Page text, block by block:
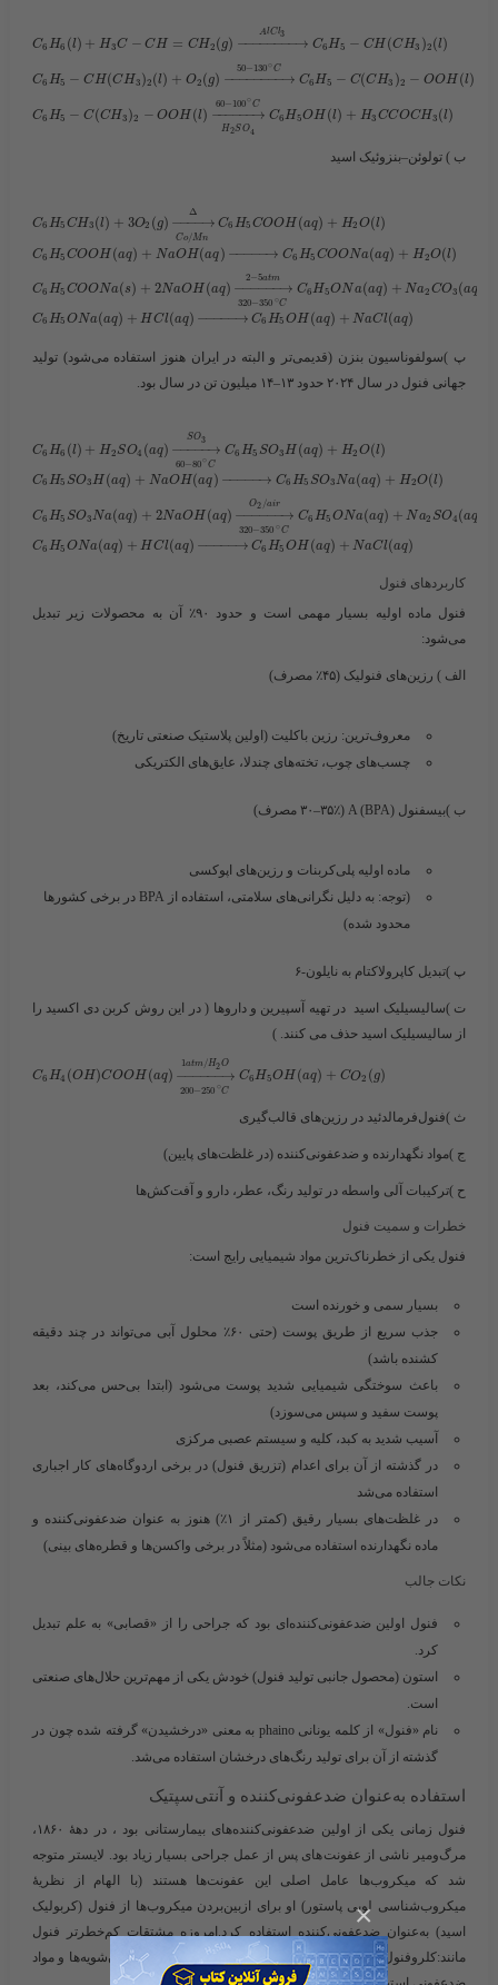
×
C6 H6 (l) + H3C − CH = CH2 (g) − →
−−−−−−−
AlC l3
C6H5 − CH (CH3 )2 (l)
C6 H5 − CH(CH3 )2 (l) + O2 (g) − →
−−−−−−−
50− 130∘C
C6H5 − C(CH3 )2 − OOH (l)
C6 H5 − C(CH3 )2 − OOH (l) − →
−−−−−
H2S O4
60− 100∘C
C6H5OH (l) + H3 CCOCH3 (l)
ب ) تولوئن–بنزوئیک اسید
C6 H5 CH3 (l) + 3O2 (g) − →
−−−
Co/Mn
Δ
C6 H5 COOH (aq) + H2 O(l)
C6 H5 COOH (aq) + NaOH(aq) − →
−−−− C6 H5 COONa(aq) + H2O(l)
C6 H5 COONa(s) + 2NaOH (aq) − →
−−−−−
320−350 ∘C
2−5atm
C6H5ONa(aq) + Na2 CO3 (aq
C6 H5 ONa(aq) + HCl(aq) − →
−−−− C6 H5 OH (aq) + NaCl(aq)
پ )سولفوناسیون بنزن (قدیمی‌تر و البته در ایران هنوز استفاده می‌شود) تولید
جهانی فنول در سال ۲۰۲۴ حدود ۱۳–۱۴ میلیون تن در سال بود.
C6 H6 (l) + H2 SO4 (aq) − →
−−−−
60−80∘C
SO3
C6 H5 SO3H (aq) + H2 O(l)
C6 H5 SO3H (aq) + NaOH(aq) − →
−−−− C6 H5 SO3Na(aq) + H2O(l)
C6 H5 SO3Na(aq) + 2NaOH (aq) − →
−−−−−
320−350 ∘C
O2 /a ir
C6 H5 ONa(aq) + Na2 SO4 (aq
C6 H5 ONa(aq) + HCl(aq) − →
−−−− C6 H5 OH (aq) + NaCl(aq)
کاربردهای فنول
فنول ماده اولیه بسیار مهمی است و حدود ۹۰٪ آن به محصولات زیر تبدیل
می‌شود:
الف ) رزین‌های فنولیک (۴۵٪ مصرف)
معروف‌ترین: رزین باکلیت (اولین پلاستیک صنعتی تاریخ)
چسب‌های چوب، تخته‌های چندلا، عایق‌های الکتریکی
ب )بیسفنول A (BPA) (۳۰–۳۵٪ مصرف)
ماده اولیه پلی‌کربنات و رزین‌های اپوکسی
(توجه: به دلیل نگرانی‌های سلامتی، استفاده از BPA در برخی کشورها
محدود شده)
پ )تبدیل کاپرولاکتام به نایلون-۶
ت )سالیسیلیک اسید در تهیه آسپیرین و داروها ( در این روش کربن دی اکسید را
از سالیسیلیک اسید حذف می کنند. )
C6 H4 (OH)COOH (aq) − →
−−−−−
200−250 ∘C
1atm /H2O
C6H5OH (aq) + CO2 (g)
ث )فنول‌فرمالدئید در رزین‌های قالب‌گیری
ج )مواد نگهدارنده و ضدعفونی‌کننده (در غلظت‌های پایین)
ح )ترکیبات آلی واسطه در تولید رنگ، عطر، دارو و آفت‌کش‌ها
خطرات و سمیت فنول
فنول یکی از خطرناک‌ترین مواد شیمیایی رایج است:
بسیار سمی و خورنده است
جذب سریع از طریق پوست (حتی ۶۰٪ محلول آبی می‌تواند در چند دقیقه
کشنده باشد)
باعث سوختگی شیمیایی شدید پوست می‌شود (ابتدا بی‌حس می‌کند، بعد
پوست سفید و سپس می‌سوزد)
آسیب شدید به کبد، کلیه و سیستم عصبی مرکزی
در گذشته از آن برای اعدام (تزریق فنول) در برخی اردوگاه‌های کار اجباری
استفاده می‌شد
در غلظت‌های بسیار رقیق (کمتر از ۱٪) هنوز به عنوان ضدعفونی‌کننده و
ماده نگهدارنده استفاده می‌شود (مثلاً در برخی واکسن‌ها و قطره‌های بینی)
نکات جالب
فنول اولین ضدعفونی‌کننده‌ای بود که جراحی را از «قصابی» به علم تبدیل
کرد.
استون (محصول جانبی تولید فنول) خودش یکی از مهم‌ترین حلال‌های صنعتی
است.
نام «فنول» از کلمه یونانی phaino به معنی «درخشیدن» گرفته شده چون در
گذشته از آن برای تولید رنگ‌های درخشان استفاده می‌شد.
استفاده به‌عنوان ضدعفونی‌کننده و آنتی‌سپتیک
فنول زمانی یکی از اولین ضدعفونی‌کننده‌های بیمارستانی بود ، در دههٔ ۱۸۶۰،
مرگ‌ومیر ناشی از عفونت‌های پس از عمل جراحی بسیار زیاد بود. لایستر متوجه
شد کهمیکروب‌ها عامل اصلی این عفونت‌ها هستند (با الهام از نظریهٔ
میکروب‌شناسی لویی پاستور) او برای ازبین‌بردن میکروب‌ها از فنول (کربولیک
اسید) به‌عنوان ضدعفونی‌کننده استفاده کرد.امروزه مشتقات کم‌خطرتر فنول
مانند:کلروفنول‌ها ، هگزی‌کلروفن ، تری‌کلوسان در صابون‌ها، دهان‌شویه‌ها و مواد